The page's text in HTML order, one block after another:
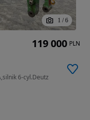
1 / 6
6-cyl.Deutz
119 000 PLN